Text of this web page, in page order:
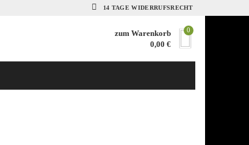
14 TAGE WIDERRUFSRECHT
zum Warenkorb
0,00€
0